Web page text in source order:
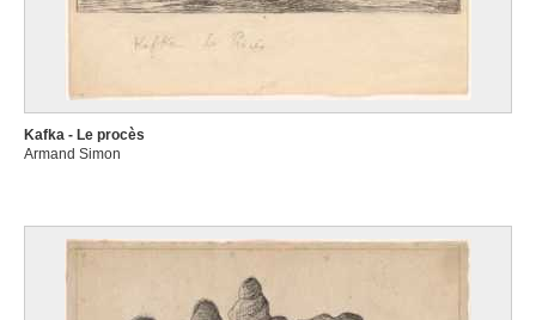
Kafka - Le procès
Armand Simon